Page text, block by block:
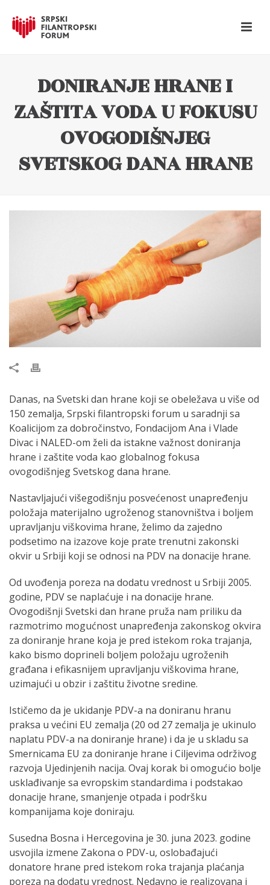
DONIRANJE HRANE I
ZAŠTITA VODA U FOKUSU
OVOGODIŠNJEG
SVETSKOG DANA HRANE
Danas, na Svetski dan hrane koji se obeležava u više od
150 zemalja, Srpski filantropski forum u saradnji sa
Koalicijom za dobročinstvo, Fondacijom Ana i Vlade
Divac i NALED-om želi da istakne važnost doniranja
hrane i zaštite voda kao globalnog fokusa
ovogodišnjeg Svetskog dana hrane.
Nastavljajući višegodišnju posvećenost unapređenju
položaja materijalno ugroženog stanovništva i boljem
upravljanju viškovima hrane, želimo da zajedno
podsetimo na izazove koje prate trenutni zakonski
okvir u Srbiji koji se odnosi na PDV na donacije hrane.
Od uvođenja poreza na dodatu vrednost u Srbiji 2005.
godine, PDV se naplaćuje i na donacije hrane.
Ovogodišnji Svetski dan hrane pruža nam priliku da
razmotrimo mogućnost unapređenja zakonskog okvira
za doniranje hrane koja je pred istekom roka trajanja,
kako bismo doprineli boljem položaju ugroženih
građana i efikasnijem upravljanju viškovima hrane,
uzimajući u obzir i zaštitu životne sredine.
Ističemo da je ukidanje PDV-a na doniranu hranu
praksa u većini EU zemalja (20 od 27 zemalja je ukinulo
naplatu PDV-a na doniranje hrane) i da je u skladu sa
Smernicama EU za doniranje hrane i Ciljevima održivog
razvoja Ujedinjenih nacija. Ovaj korak bi omogućio bolje
usklađivanje sa evropskim standardima i podstakao
donacije hrane, smanjenje otpada i podršku
kompanijama koje doniraju.
Susedna Bosna i Hercegovina je 30. juna 2023. godine
usvojila izmene Zakona o PDV-u, oslobađajući
donatore hrane pred istekom roka trajanja plaćanja
poreza na dodatu vrednost. Nedavno je realizovana i